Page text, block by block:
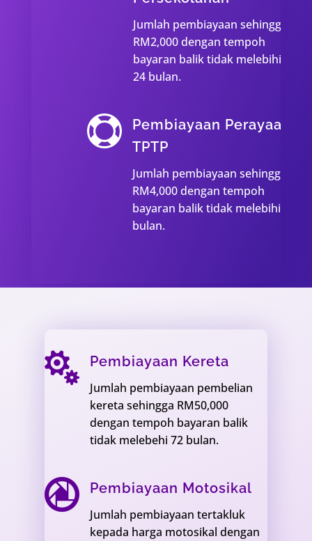
Jumlah pembiayaan sehingga
RM2,000 dengan tempoh
bayaran balik tidak melebihi
24 bulan.

Pembiayaan Perayaan
TPTP
Jumlah pembiayaan sehingga
RM4,000 dengan tempoh
bayaran balik tidak melebihi 36
bulan.
 Pembiayaan Kereta
Jumlah pembiayaan pembelian
kereta sehingga RM50,000
dengan tempoh bayaran balik
tidak melebehi 72 bulan.
 Pembiayaan Motosikal
Jumlah pembiayaan tertakluk
kepada harga motosikal dengan